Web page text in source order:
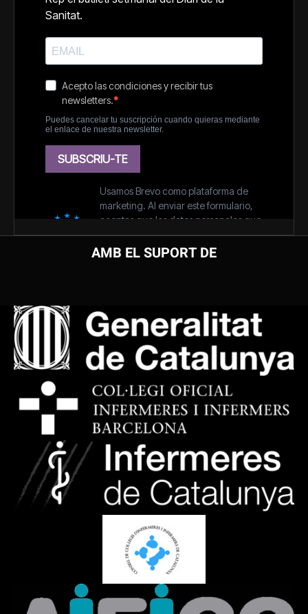
AMB EL SUPORT DE